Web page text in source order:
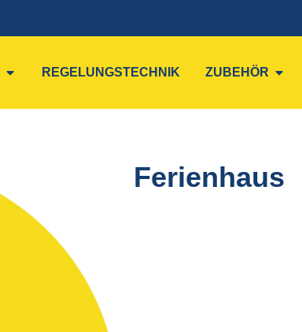
REGELUNGSTECHNIK ZUBEHÖR
Ferienhaus